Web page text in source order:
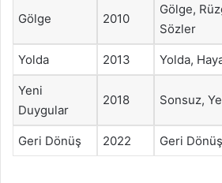
Gölge 2010
Gölge,
Sözler
Yolda 2013 Yolda,
Yeni
Duygular
2018 Sonsuz,
Geri Dönüş 2022 Geri